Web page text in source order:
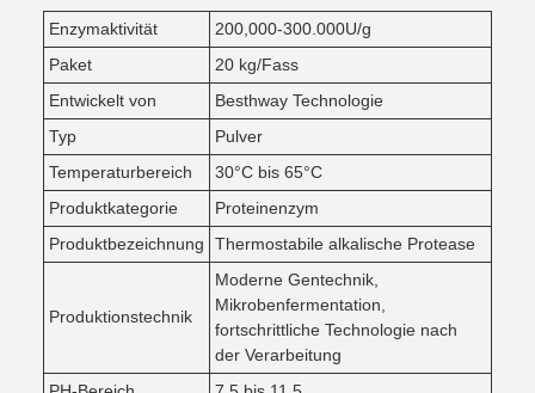
Enzymaktivität
200,000-300.000U/g
Paket
20 kg/Fass
Entwickelt von
Besthway Technologie
Typ
Pulver
Temperaturbereich
30°C bis 65°C
Produktkategorie
Proteinenzym
Produktbezeichnung
Thermostabile alkalische Protease
Produktionstechnik
Moderne Gentechnik,
Mikrobenfermentation,
fortschrittliche Technologie nach
der Verarbeitung